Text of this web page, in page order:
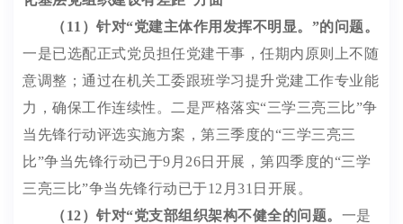
（11 ）针对“党建主体作用发挥不明显。 ”的问题。
一是已选配正式党员担任党建干事，任期内原则上不随
意调整；通过在机关工委跟班学习提升党建工作专业能
力，确保工作连续性。
二是严格落实“三学三亮三比”争
当先锋行动评选实施方案，第三季度的“三学三亮三
比”争当先锋行动已于9 月 26日开展，第四季度的“三学
三亮三比”争当先锋行动已于12 月 31 日开展。
（12）针对“党支部组织架构不健全的问题。 一是